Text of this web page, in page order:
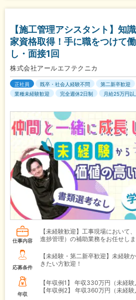
【施工管理アシスタント】知
家資格取得！手に職をつけて
し・面接1回
株式会社アールエフテクニカ
正社員 既卒・社会人経験不問 第二新卒歓迎
業種未経験歓迎
完全週休2日制 月給25万円以
仕事内容
【未経験歓迎】工事現場において
進捗管理）の補助業務をお任せしま
応募条件
【未経験・第二新卒歓迎】未経験
きたい方歓迎！
年収
【年収例1】
年収330万円（未経験
【年収例2】
年収360万円（未経験